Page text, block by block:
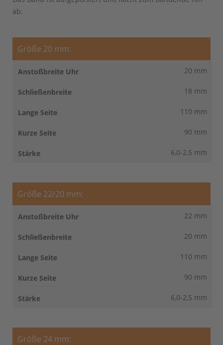
ab.
Größe 20 mm:
20 mm
18 mm
110 mm
90 mm
6,0-2,5 mm
Größe 22/20 mm:
22 mm
20 mm
110 mm
90 mm
6,0-2,5 mm
Größe 24 mm: